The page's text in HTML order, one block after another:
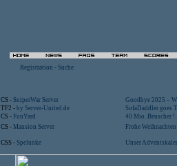
Registration - Suche
CS - SniperWar Server
Goodbye 2025 –
TF2 - by Server-United.de
SofaDaddler goes
CS - FunYard
40 Mio. Beuscher
CS - Mansion Server
Frohe
CSS - Spelunke Unser